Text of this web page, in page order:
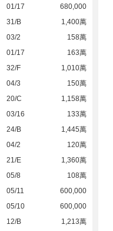
01/17
680,000
31/B
1,400萬
03/2
158萬
01/17
163萬
32/F
1,010萬
04/3
150萬
20/C
1,158萬
03/16
133萬
24/B
1,445萬
04/2
120萬
21/E
1,360萬
05/8
108萬
05/11
600,000
05/10
600,000
12/B
1,213萬